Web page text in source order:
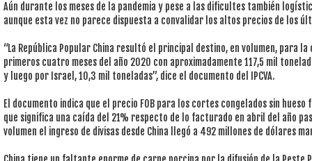
Aún durante los meses de la pandemia y pese a las dificultes también
aunque esta vez no parece dispuesta a convalidar los altos precios de los
“La República Popular China resultó el principal destino, en volumen, para
primeros cuatro meses del año 2020 con aproximadamente 117,5 mil
y luego por Israel, 10,3 mil toneladas”, dice el documento del IPCVA.
El documento indica que el precio FOB para los cortes congelados sin
que significa una caída del 21% respecto de lo facturado en abril del año
volumen el ingreso de divisas desde China llegó a 492 millones de dólares